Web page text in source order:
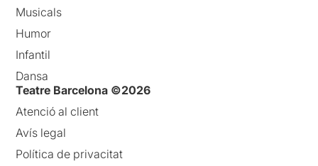
Musicals
Humor
Infantil
Dansa
Teatre Barcelona ©2026
Atenció al client
Avís legal
Política de privacitat